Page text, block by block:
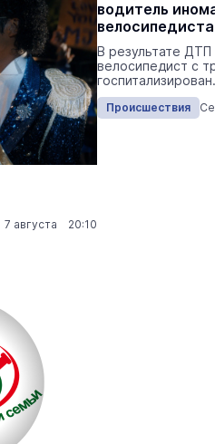
7 августа 20:10
млн
из
водитель
велосипедиста
В результате
велосипедист с
госпитализирован.
Происшествия